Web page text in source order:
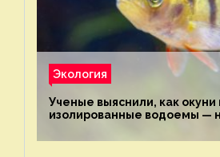
Экология
Ученые выяснили, как
изолированные водоемы —